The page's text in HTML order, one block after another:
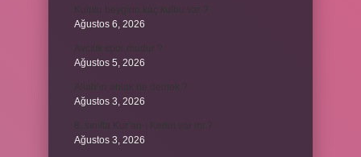
Ağustos 6, 2026
Ağustos 5, 2026
Ağustos 3, 2026
Ağustos 3, 2026